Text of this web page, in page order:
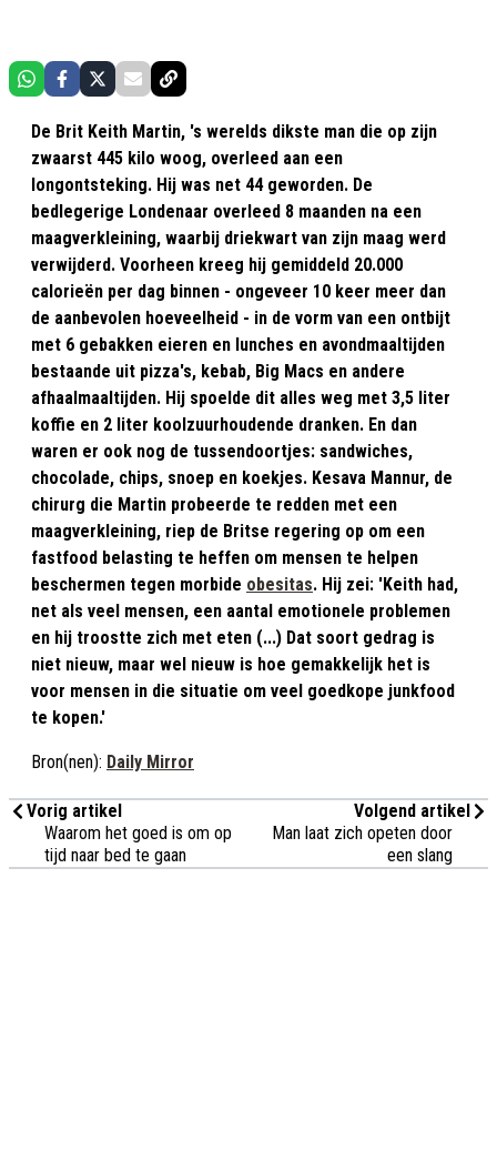
De Brit Keith Martin, 's werelds dikste man die op zijn
zwaarst 445 kilo woog, overleed aan een
longontsteking. Hij was net 44 geworden. De
bedlegerige Londenaar overleed 8 maanden na een
maagverkleining, waarbij driekwart van zijn maag werd
verwijderd. Voorheen kreeg hij gemiddeld 20.000
calorieën per dag binnen - ongeveer 10 keer meer dan
de aanbevolen hoeveelheid - in de vorm van een ontbijt
met 6 gebakken eieren en lunches en avondmaaltijden
bestaande uit pizza's, kebab, Big Macs en andere
afhaalmaaltijden. Hij spoelde dit alles weg met 3,5 liter
koffie en 2 liter koolzuurhoudende dranken. En dan
waren er ook nog de tussendoortjes: sandwiches,
chocolade, chips, snoep en koekjes. Kesava Mannur, de
chirurg die Martin probeerde te redden met een
maagverkleining, riep de Britse regering op om een
fastfood belasting te heffen om mensen te helpen
beschermen tegen morbide obesitas. Hij zei: 'Keith had,
net als veel mensen, een aantal emotionele problemen
en hij troostte zich met eten (...) Dat soort gedrag is
niet nieuw, maar wel nieuw is hoe gemakkelijk het is
voor mensen in die situatie om veel goedkope junkfood
te kopen.'
Bron(nen): Daily Mirror
Vorig artikel
Waarom het goed is om op
tijd naar bed te gaan
Volgend artikel
Man laat zich opeten door
een slang